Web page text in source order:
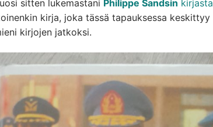
sitten lukemastani Philippe Sandsin kirjasta
kirja, joka tässä tapauksessa keskittyy
kirjojen jatkoksi.